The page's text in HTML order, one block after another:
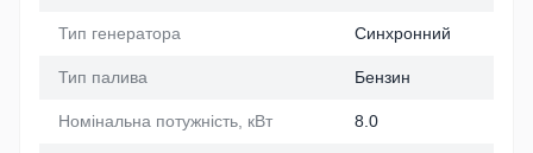
Тип генератора Синхронний
Тип палива Бензин
Номінальна потужність, кВт 8.0